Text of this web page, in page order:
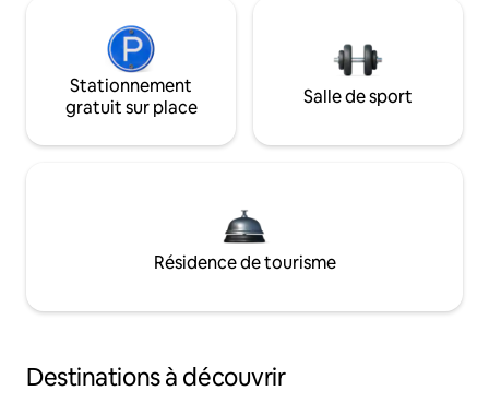
Stationnement
gratuit sur place
Salle de sport
Résidence de tourisme
Destinations à découvrir